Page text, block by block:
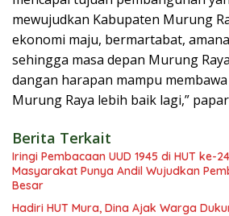
mewujudkan Kabupaten Murung
ekonomi maju, bermartabat,
sehingga masa depan Murung
dangan harapan mampu
Murung Raya lebih baik lagi,”
Berita Terkait
Iringi Pembacaan UUD 1945 di HUT ke-
Masyarakat Punya Andil Wujudkan Pembangunan yang Lebih
Besar
Hadiri HUT Mura, Dina Ajak Warga